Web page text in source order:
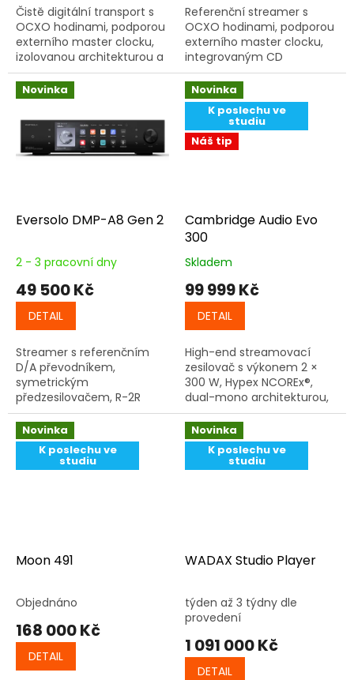
Čistě digitální transport s
OCXO hodinami, podporou
externího master clocku,
izolovanou architekturou a
SFP optickou sítí pro
maximální přesnost
přenosu.
Referenční streamer s
OCXO hodinami, podporou
externího master clocku,
integrovaným CD
přehrávačem a R-2R
regulací hlasitosti pro
maximální přesnost
přenosu.
Novinka
Eversolo DMP-A8 Gen 2
2 - 3 pracovní dny
49 500 Kč
DETAIL
Streamer s referenčním
D/A převodníkem,
symetrickým
předzesilovačem, R-2R
regulací hlasitosti a
galvanickým oddělením
sítě pro čistou reprodukci
audia.
Novinka
K poslechu ve
studiu
Náš tip
Cambridge Audio Evo
300
Skladem
99 999 Kč
DETAIL
High-end streamovací
zesilovač s výkonem 2 ×
300 W, Hypex NCOREx®,
dual-mono architekturou,
ESS Sabre DAC a
platformou StreamMagic
Gen4.
Novinka
K poslechu ve
studiu
Moon 491
Objednáno
168 000 Kč
DETAIL
Novinka
K poslechu ve
studiu
WADAX Studio Player
týden až 3 týdny dle
provedení
1 091 000 Kč
DETAIL